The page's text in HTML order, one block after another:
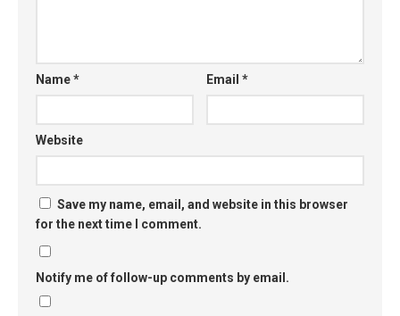
Name* Email*
Website
Save my name, email, and website in this browser
for the next time I comment.
Notify me of follow-up comments by email.